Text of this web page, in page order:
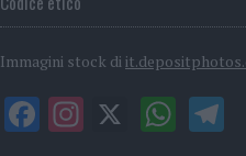
Immagini stock di